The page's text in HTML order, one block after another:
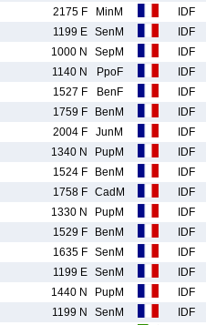
2175 F MinM IDF
1199 E SenM IDF
1000 N SepM IDF
1140 N PpoF IDF
1527 F BenF IDF
1759 F BenM IDF
2004 F JunM IDF
1340 N PupM IDF
1524 F BenM IDF
1758 F CadM IDF
1330 N PupM IDF
1529 F BenM IDF
1635 F SenM IDF
1199 E SenM IDF
1440 N PupM IDF
1199 N SenM IDF